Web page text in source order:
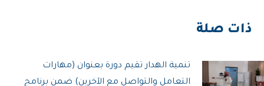
ذات صلة
تنمية الهدار تقيم دورة بعنوان (مهارات
التعامل والتواصل مع الآخرين) ضمن برنامج